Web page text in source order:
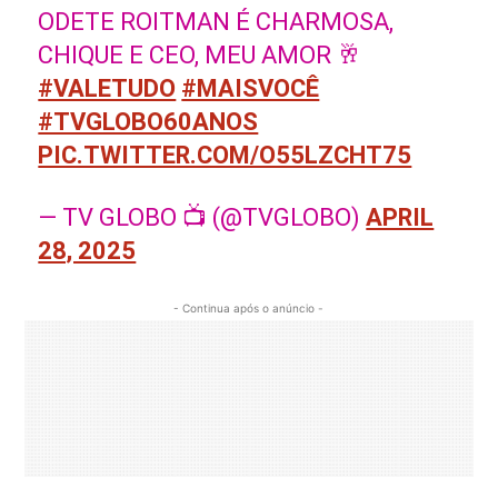
ODETE ROITMAN É CHARMOSA,
CHIQUE E CEO, MEU AMOR 🥂
#VALETUDO #MAISVOCÊ
#TVGLOBO60ANOS
PIC.TWITTER.COM/O55LZCHT75
— TV GLOBO 📺 (@TVGLOBO)APRIL
28, 2025
- Continua após o anúncio -